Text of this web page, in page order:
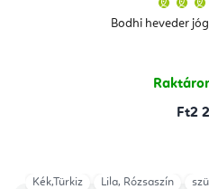
Bodhi heveder
Ft2
Kék,Türkiz Lila, Rózsaszín